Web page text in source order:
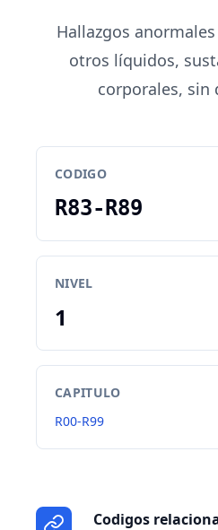
Hallazgos
otros líquidos,
corporales, sin
CODIGO
R83-R89
NIVEL
1
CAPITULO
R00-R99
Codigos